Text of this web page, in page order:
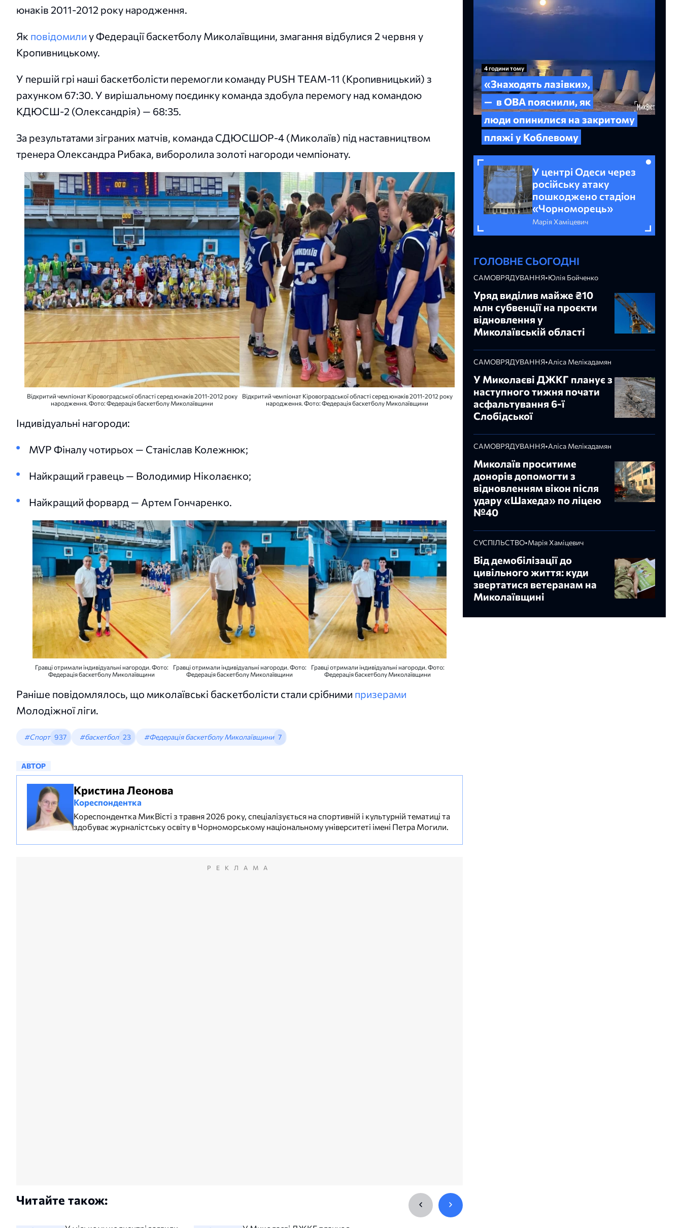
юнаків 2011-2012 року народження.
Як повідомили у Федерації баскетболу Миколаївщини, змагання відбулися 2 червня у
Кропивницькому.
У першій грі наші баскетболісти перемогли команду PUSH ТЕАМ-11 (Кропивницький) з
рахунком 67:30. У вирішальному поєдинку команда здобула перемогу над командою
КДЮСШ-2 (Олександрія) — 68:35.
За результатами зіграних матчів, команда СДЮСШОР-4 (Миколаїв) під наставництвом
тренера Олександра Рибака, виборолила золоті нагороди чемпіонату.
Відкритий чемпіонат Кіровоградської області серед юнаків 2011-2012 року
народження. Фото: Федерація баскетболу Миколаївщини
Відкритий чемпіонат Кіровоградської області серед юнаків 2011-2012 року
народження. Фото: Федерація баскетболу Миколаївщини
Індивідуальні нагороди:
МѴР Фіналу чотирьох — Станіслав Колежнюк;
Найкращий гравець — Володимир Ніколаєнко;
Найкращий форвард — Артем Гончаренко.
Гравці отримали індивідуальні нагороди. Фото:
Федерація баскетболу Миколаївщини
Гравці отримали індивідуальні нагороди. Фото:
Федерація баскетболу Миколаївщини
Гравці отримали індивідуальні нагороди. Фото:
Федерація баскетболу Миколаївщини
Раніше повідомлялось, що миколаївські баскетболісти стали срібними призерами
Молодіжної ліги.
#Спорт 937 #баскетбол 23 #Федерація баскетболу Миколаївщини 7
АВТОР
Кристина Леонова
Кореспондентка
Кореспондентка МикВісті з травня 2026 року, спеціалізується на спортивній і культурній тематиці та
здобуває журналістську освіту в Чорноморському національному університеті імені Петра Могили.
РЕКЛАМА
Читайте також:
4 години тому
«Знаходять лазівки»,
— в ОВА пояснили, як
люди опинилися на закритому
пляжі у Коблевому
У центрі Одеси через
російську атаку
пошкоджено стадіон
«Чорноморець»
Марія Хаміцевич
ГОЛОВНЕ СЬОГОДНІ
САМОВРЯДУВАННЯ•Юлія Бойченко
Уряд виділив майже ₴10
млн субвенції на проєкти
відновлення у
Миколаївській області
САМОВРЯДУВАННЯ•Аліса Мелікадамян
У Миколаєві ДЖКГ планує з
наступного тижня почати
асфальтування 6-ї
Слобідської
САМОВРЯДУВАННЯ•Аліса Мелікадамян
Миколаїв проситиме
донорів допомогти з
відновленням вікон після
удару «Шахеда» по ліцею
№40
СУСПІЛЬСТВО•Марія Хаміцевич
Від демобілізації до
цивільного життя: куди
звертатися ветеранам на
Миколаївщині